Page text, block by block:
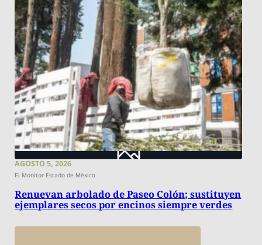
AGOSTO 5, 2026
El Monitor Estado de México
Renuevan arbolado de Paseo Colón; sustituyen
ejemplares secos por encinos siempre verdes